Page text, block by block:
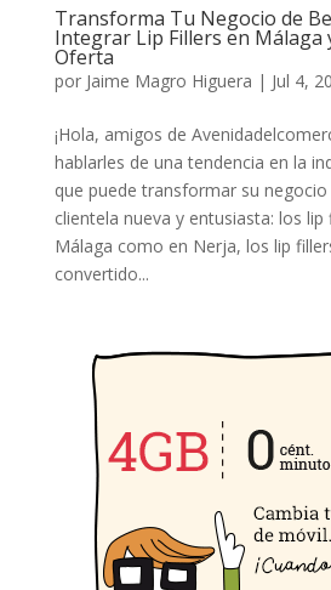
Transforma Tu Negocio de
Integrar Lip Fillers en Málaga
Oferta
por Jaime Magro Higuera | Jul 4,
¡Hola, amigos de
hablarles de una tendencia en la
que puede transformar su
clientela nueva y entusiasta: los lip
Málaga como en Nerja, los lip
convertido...